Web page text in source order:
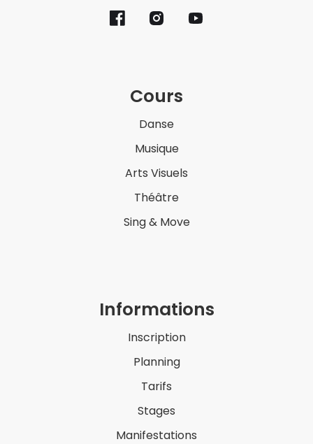
Cours
Danse
Musique
Arts Visuels
Théâtre
Sing & Move
Informations
Inscription
Planning
Tarifs
Stages
Manifestations